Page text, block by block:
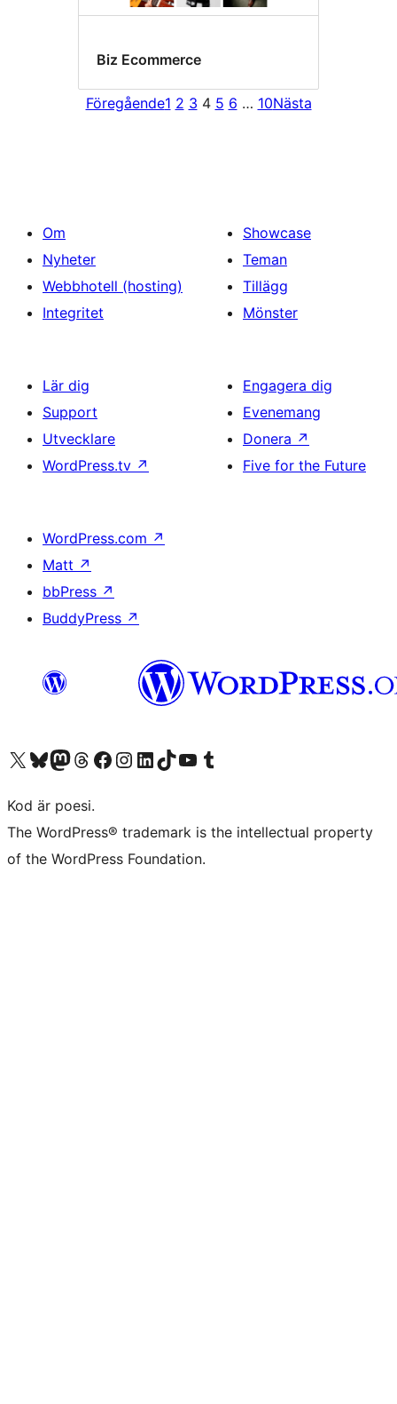
Biz Ecommerce
Föregående1 2 3 4 5 6 … 10Nästa
Om
Nyheter
Webbhotell (hosting)
Integritet
Showcase
Teman
Tillägg
Mönster
Lär dig
Support
Utvecklare
WordPress.tv ↗
Engagera dig
Evenemang
Donera ↗
Five for the Future
WordPress.com ↗
Matt ↗
bbPress ↗
BuddyPress ↗
Besök vår X-konto (f.d. Twitter)
Besök vårt Bluesky-konto
Besök vårt Mastodon-konto
Besök vårt Thread-konto
Besök vår Facebook-sidaBesök vårt Instagram-konto
Besök vårt LinkedIn-konto
Besök vårt TikTok-konto
Besök vår YouTube-kanalBesök vårt Tumblr-konto
Kod är poesi.
The WordPress® trademark is the intellectual property
of the WordPress Foundation.